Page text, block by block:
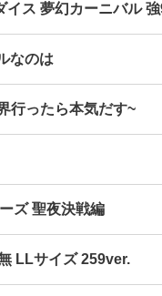
イス 夢幻カーニバル
なのは
行ったら本気だす~
ズ 聖夜決戦編
LLサイズ 259ver.